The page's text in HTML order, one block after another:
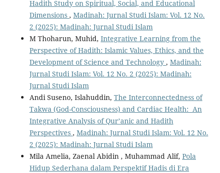
Hadith Study on Spiritual, Social, and Educational
Dimensions , Madinah: Jurnal Studi Islam: Vol. 12 No.
2 (2025): Madinah: Jurnal Studi Islam
M Thoharun, Muhid, Integrative Learning from the
Perspective of Hadith: Islamic Values, Ethics, and the
Development of Science and Technology , Madinah:
Jurnal Studi Islam: Vol. 12 No. 2 (2025): Madinah:
Jurnal Studi Islam
Andi Suseno, Islahuddin, The Interconnectedness of
Takwa (God-Consciousness) and Cardiac Health: An
Integrative Analysis of Qur’anic and Hadith
Perspectives , Madinah: Jurnal Studi Islam: Vol. 12 No.
2 (2025): Madinah: Jurnal Studi Islam
Mila Amelia, Zaenal Abidin , Muhammad Alif, Pola
Hidup Sederhana dalam Perspektif Hadis di Era